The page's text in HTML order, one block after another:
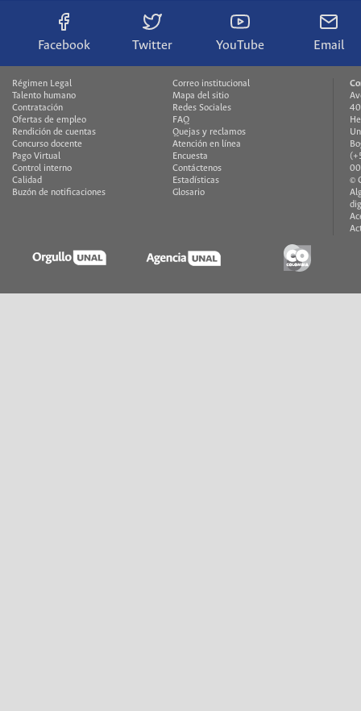
Facebook Twitter YouTube Email
Régimen Legal
Talento humano
Contratación
Ofertas de empleo
Rendición de cuentas
Concurso docente
Pago Virtual
Control interno
Calidad
Buzón de notificaciones
Correo institucional
Mapa del sitio
Redes Sociales
FAQ
Quejas y reclamos
Atención en línea
Encuesta
Contáctenos
Estadísticas
Glosario
©